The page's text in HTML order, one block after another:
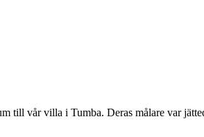
till vår villa i Tumba. Deras målare var